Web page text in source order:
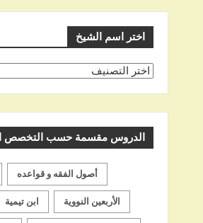
اختر اسم الشيخ
اختر
الدروس مقسمة حسب التخصص
أصول الفقه و قواعده
ابن تيمية الأربعين النووية